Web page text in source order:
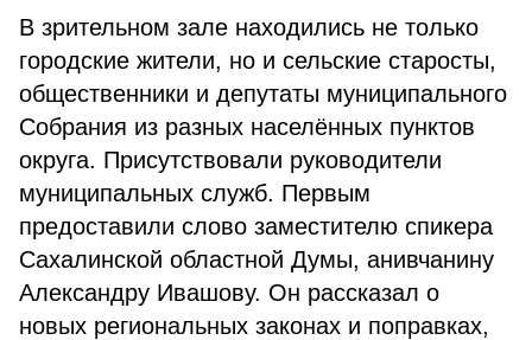
В зрительном зале находились не только
городские жители, но и сельские старосты,
общественники и депутаты муниципального
Собрания из разных населённых пунктов
округа. Присутствовали руководители
муниципальных служб. Первым
предоставили слово заместителю спикера
Сахалинской областной Думы, анивчанину
Александру Ивашову. Он рассказал о
новых региональных законах и поправках,